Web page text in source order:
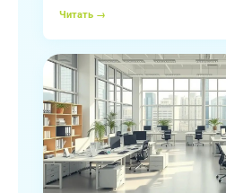
Читать →